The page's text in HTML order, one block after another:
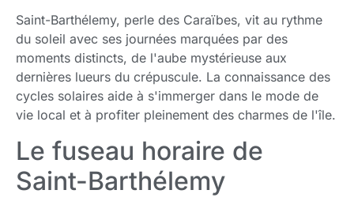
Saint-Barthélemy, perle des Caraïbes, vit au rythme
du soleil avec ses journées marquées par des
moments distincts, de l'aube mystérieuse aux
dernières lueurs du crépuscule. La connaissance des
cycles solaires aide à s'immerger dans le mode de
vie local et à profiter pleinement des charmes de l'île.
Le fuseau horaire de
Saint-Barthélemy